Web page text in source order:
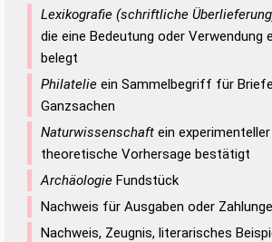
Lexikografie (schriftliche
die eine Bedeutung oder Verwendung
belegt
Philatelie ein Sammelbegriff für
Ganzsachen
Naturwissenschaft ein
theoretische Vorhersage bestätigt
Archäologie Fundstück
Nachweis für Ausgaben oder
Nachweis, Zeugnis, literarisches